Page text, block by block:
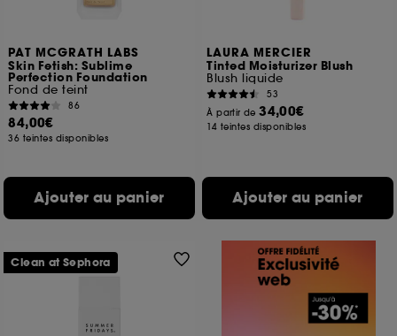
PAT MCGRATH LABS
Skin Fetish: Sublime
Perfection Foundation
Fond de teint
86
84,00€
36 teintes disponibles
Ajouter au panier
LAURA MERCIER
Tinted Moisturizer Blush
Blush liquide
53
À partir de34,00€
14 teintes disponibles
Ajouter au panier
Clean at Sephora